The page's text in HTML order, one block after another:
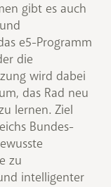
gibt es auch
e5-Programm
die
wird dabei
das Rad neu
lernen. Ziel
Bundes-
zu
intelligenter